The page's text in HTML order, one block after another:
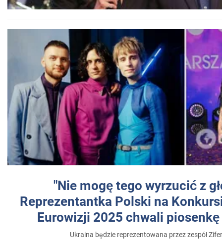
"Nie mogę tego wyrzucić z
Reprezentantka Polski na
Eurowizji 2025 chwali
Ukraina będzie reprezentowana przez zespół